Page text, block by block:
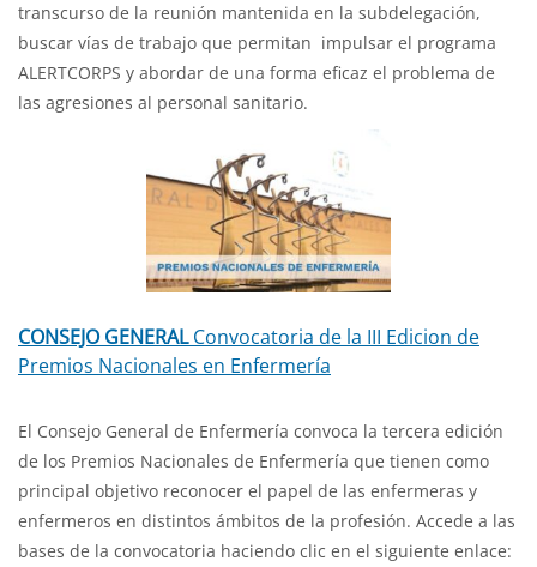
transcurso de la reunión mantenida en la subdelegación,
buscar vías de trabajo que permitan impulsar el programa
ALERTCORPS y abordar de una forma eficaz el problema de
las agresiones al personal sanitario.
CONSEJO GENERALConvocatoria de la III Edicion de
Premios Nacionales en Enfermería
El Consejo General de Enfermería convoca la tercera edición
de los Premios Nacionales de Enfermería que tienen como
principal objetivo reconocer el papel de las enfermeras y
enfermeros en distintos ámbitos de la profesión. Accede a las
bases de la convocatoria haciendo clic en el siguiente enlace: